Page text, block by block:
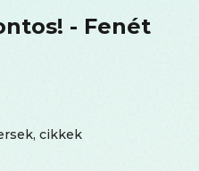
- Fenét
cikkek